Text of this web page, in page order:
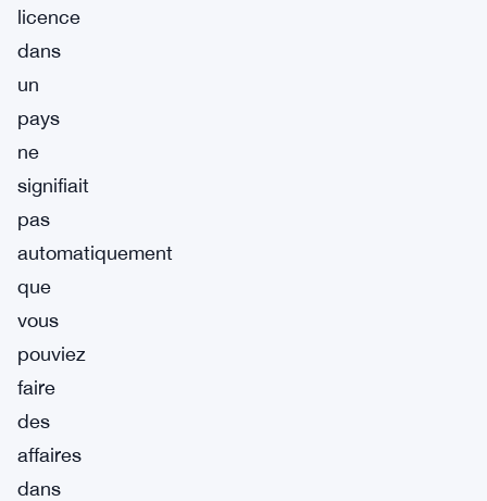
licence
dans
un
pays
ne
signifiait
pas
automatiquement
que
vous
pouviez
faire
des
affaires
dans